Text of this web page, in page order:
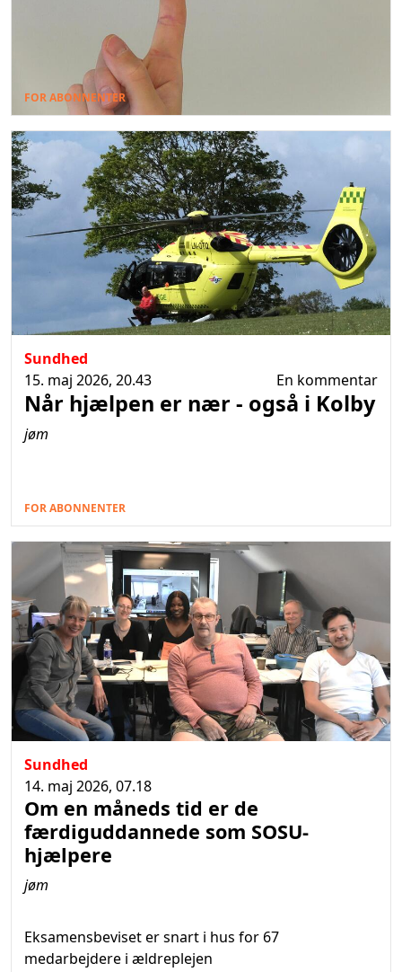
FOR ABONNENTER
Sundhed
15. maj 2026, 20.43
En kommentar
Når hjælpen er nær - også i Kolby
jøm
FOR ABONNENTER
Sundhed
14. maj 2026, 07.18
Om en måneds tid er de
færdiguddannede som SOSU-
hjælpere
jøm
Eksamensbeviset er snart i hus for 67
medarbejdere i ældreplejen